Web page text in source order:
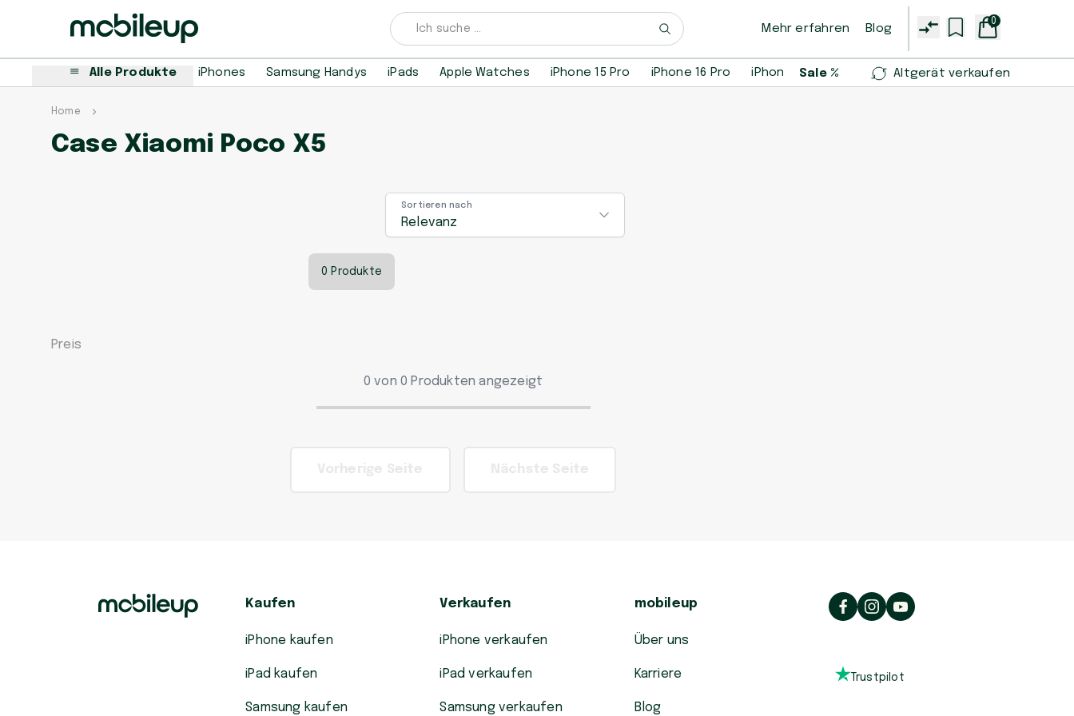
Mehr erfahren Blog
0
Alle Produkte iPhones Samsung Handys iPads Apple Watches iPhone 15 Pro iPhone 16 Pro iPhone 14 Pro iPhone 13 mini Samsung Galaxy
Sale % Altgerät verkaufen
Home
Case Xiaomi Poco X5
Preis
Sortieren nach
Relevanz
0 Produkte
0 von 0 Produkten angezeigt
Kaufen
iPhone kaufen
iPad kaufen
Samsung kaufen
Verkaufen
iPhone verkaufen
iPad verkaufen
Samsung verkaufen
mobileup
Über uns
Karriere
Blog
Trustpilot